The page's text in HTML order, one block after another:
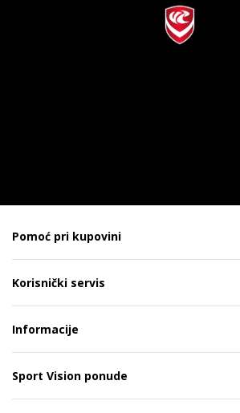
Pomoć pri kupovini
Korisnički servis
Informacije
Sport Vision ponude